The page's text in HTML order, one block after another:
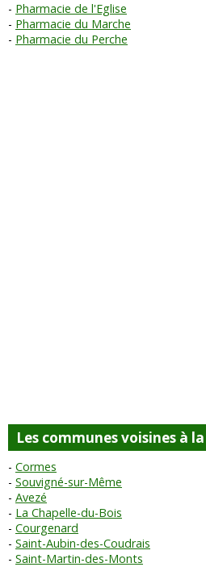
Pharmacie de l'Eglise
Pharmacie du Marche
Pharmacie du Perche
Les communes voisines à
Cormes
Souvigné-sur-Même
Avezé
La Chapelle-du-Bois
Courgenard
Saint-Aubin-des-Coudrais
Saint-Martin-des-Monts